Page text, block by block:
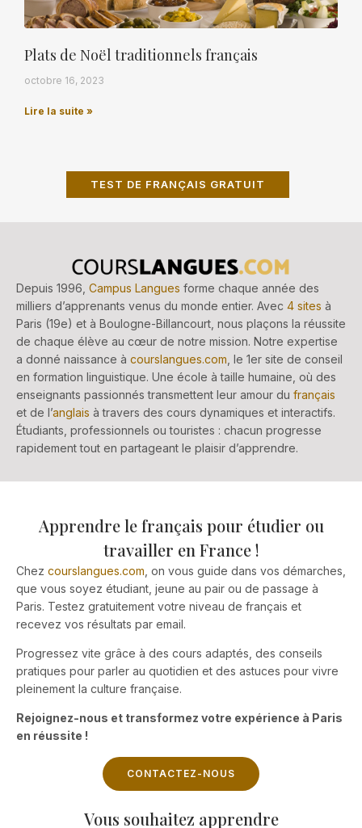
Plats de Noël traditionnels français
octobre 16, 2023
Lire la suite »
TEST DE FRANÇAIS GRATUIT
Depuis 1996, Campus Langues forme chaque année des
milliers d’apprenants venus du monde entier. Avec 4 sites à
Paris (19e) et à Boulogne-Billancourt, nous plaçons la réussite
de chaque élève au cœur de notre mission. Notre expertise
a donné naissance à courslangues.com , le 1er site de conseil
en formation linguistique. Une école à taille humaine, où des
enseignants passionnés transmettent leur amour du français
et de l’anglais à travers des cours dynamiques et interactifs.
Étudiants, professionnels ou touristes : chacun progresse
rapidement tout en partageant le plaisir d’apprendre.
Apprendre le français pour étudier ou
travailler en France !
Chez courslangues.com , on vous guide dans vos démarches,
que vous soyez étudiant, jeune au pair ou de passage à
Paris. Testez gratuitement votre niveau de français et
recevez vos résultats par email.
Progressez vite grâce à des cours adaptés, des conseils
pratiques pour parler au quotidien et des astuces pour vivre
pleinement la culture française.
Rejoignez-nous et transformez votre expérience à Paris
en réussite !
CONTACTEZ-NOUS
Vous souhaitez apprendre